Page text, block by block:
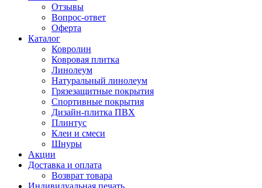
Отзывы
Вопрос-ответ
Оферта
Каталог
Ковролин
Ковровая плитка
Линолеум
Натуральный линолеум
Грязезащитные покрытия
Спортивные покрытия
Дизайн-плитка ПВХ
Плинтус
Клеи и смеси
Шнуры
Акции
Доставка и оплата
Возврат товара
Индивидуальная печать